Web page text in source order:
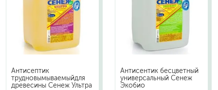
Антисептик
трудновымываемыйдля
древесины Сенеж Ультра
Антисентик бесцветный
универсальный Сенеж
Экобио